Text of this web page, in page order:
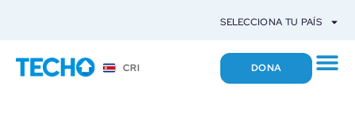
SELECCIONA TU PAÍS
CRI DONA